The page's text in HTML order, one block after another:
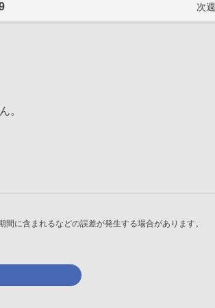
次週
。
に含まれるなどの誤差が発生する場合があります。